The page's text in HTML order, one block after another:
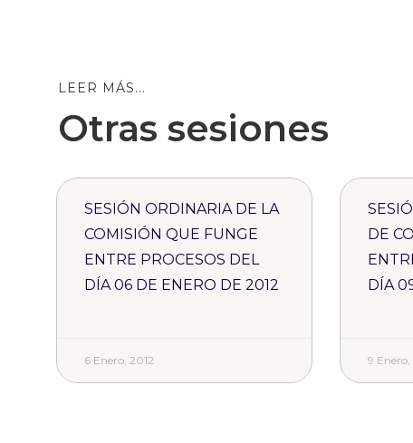
LEER MÁS...
Otras sesiones
SESIÓN ORDINARIA DE LA
COMISIÓN QUE FUNGE
ENTRE PROCESOS DEL
DÍA 06 DE ENERO DE 2012
6 Enero, 2012
DE
DÍA
9 Enero,